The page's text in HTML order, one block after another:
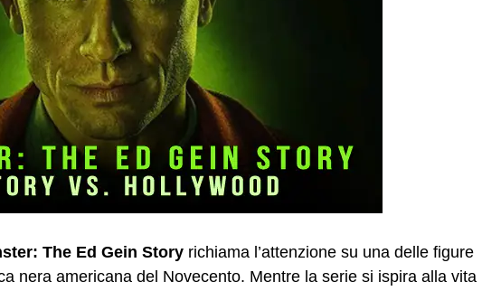
The Ed Gein Story richiama l’attenzione su una delle figure
nera americana del Novecento. Mentre la serie si ispira alla vita